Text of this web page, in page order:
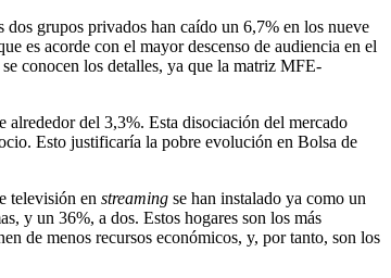
grupos privados han caído un 6,7% en los nueve
es acorde con el mayor descenso de audiencia en el
conocen los detalles, ya que la matriz MFE-
alrededor del 3,3%. Esta disociación del mercado
Esto justificaría la pobre evolución en Bolsa de
televisión en streaming se han instalado ya como un
y un 36%, a dos. Estos hogares son los más
de menos recursos económicos, y, por tanto, son los